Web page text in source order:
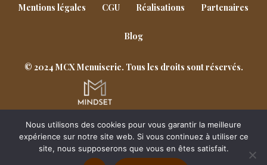
Mentions légales CGU Réalisations Partenaires
Blog
© 2024 MCX Menuiserie. Tous les droits sont réservés.
Goderville Notre-Dame-de-Gravenchon
Saint-Romain-de-Colbosc
Nous utilisons des cookies pour vous garantir la meilleure
expérience sur notre site web. Si vous continuez à utiliser ce
site, nous supposerons que vous en êtes satisfait.